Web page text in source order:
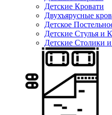
Детские Кровати
Двухъярусные
Детское
Детские Стулья и
Детские Столики